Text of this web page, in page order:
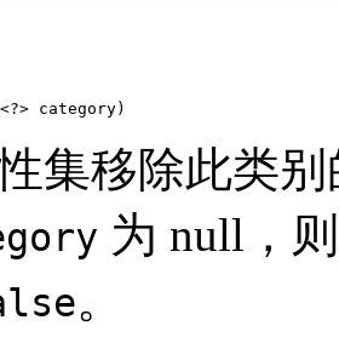
<?> category)
集移除此类
为 null，
。